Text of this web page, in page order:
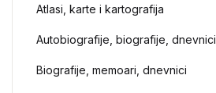
Atlasi, karte i kartografija
Autobiografije, biografije, dnevnici
Biografije, memoari, dnevnici